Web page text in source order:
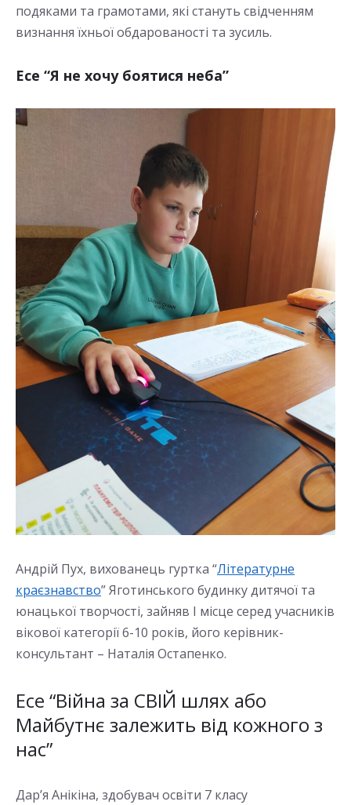
подяками та грамотами, які стануть свідченням
визнання їхньої обдарованості та зусиль.
Есе “Я не хочу боятися неба”
Андрій Пух, вихованець гуртка “Літературне
краєзнавство” Яготинського будинку дитячої та
юнацької творчості, зайняв І місце серед учасників
вікової категорії 6-10 років, його керівник-
консультант – Наталія Остапенко.
Есе “Війна за СВІЙ шлях або
Майбутнє залежить від кожного з
нас”
Дар’я Анікіна, здобувач освіти 7 класу